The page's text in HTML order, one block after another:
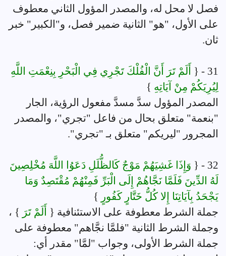
فصل لا محل له، والمصدر المؤول الثاني معطوف
على الأول، "هو" الثانية ضمير فصل، و"الكبير" خبر
ثان.
31 - {
أَلَمْ تَرَ أَنَّ الْفُلْكَ تَجْرِي فِي الْبَحْرِ بِنِعْمَتِ اللَّهِ
لِيُرِيَكُمْ مِنْ آيَاتِهِ }
المصدر المؤول سدَّ مسدَّ مفعول الرؤية، الجار
"بنعمة" متعلق بحال من فاعل "تجري"، والمصدر
المجرور "ليريكم" متعلق بـ "تجري".
32 - {
وَإِذَا غَشِيَهُمْ مَوْجٌ كَالظُّلَلِ دَعَوُا اللَّهَ مُخْلِصِينَ
لَهُ الدِّينَ فَلَمَّا نَجَّاهُمْ إِلَى الْبَرِّ فَمِنْهُمْ مُقْتَصِدٌ وَمَا
يَجْحَدُ بِآيَاتِنَا إِلا كُلُّ خَتَّارٍ كَفُورٍ }
جملة الشرط معطوفة على الاستئنافية { أَلَمْ تَرَ } ،
وجملة الشرط الثانية "فلمَّا نجَّاهم" معطوفة على
جملة الشرط الأولى، وجواب "لمَّا" مقدر أي: